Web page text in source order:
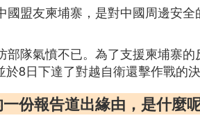
盟友柬埔寨，是對中國周邊安
隊氣憤不已。為了支援柬埔寨
8日下達了對越自衛還擊作戰的決
份報告道出緣由，是什麼